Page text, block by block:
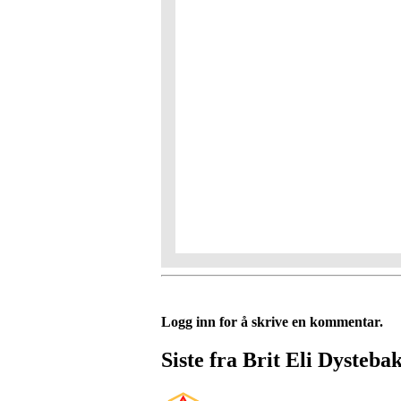
Logg inn for å skrive en kommentar.
Siste fra Brit Eli